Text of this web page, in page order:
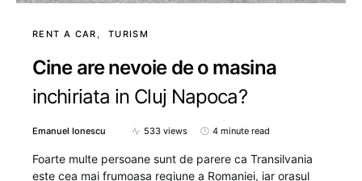
RENT A CAR TURISM
Cine are nevoie de o masina
inchiriata in Cluj Napoca?
Emanuel Ionescu 533 views 4 minute read
Foarte multe persoane sunt de parere ca Transilvania
este cea mai frumoasa regiune a Romaniei, iar orasul